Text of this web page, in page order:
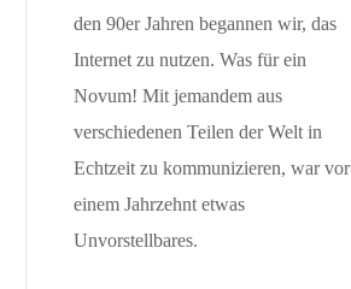
den 90er Jahren begannen wir, das
Internet zu nutzen. Was für ein
Novum! Mit jemandem aus
verschiedenen Teilen der Welt in
Echtzeit zu kommunizieren, war vor
einem Jahrzehnt etwas
Unvorstellbares.